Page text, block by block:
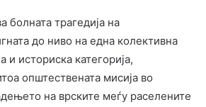
болната трагедија на
до ниво на една колективна
и историска категорија,
општествената мисија во
на врските меѓу раселените